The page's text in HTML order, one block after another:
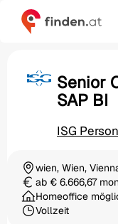
Senior
SAP BI
ISG
Ortschaft
wien, Wien,
Gehaltab € 6.666,67
Homeoffice
Beschäftigungsart
Vollzeit